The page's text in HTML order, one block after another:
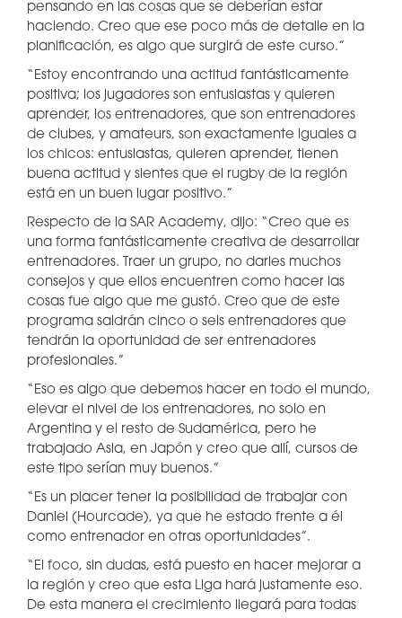
pensando en las cosas que se deberían estar
haciendo. Creo que ese poco más de detalle en la
planificación, es algo que surgirá de este curso.”
“Estoy encontrando una actitud fantásticamente
positiva; los jugadores son entusiastas y quieren
aprender, los entrenadores, que son entrenadores
de clubes, y amateurs, son exactamente iguales a
los chicos: entusiastas, quieren aprender, tienen
buena actitud y sientes que el rugby de la región
está en un buen lugar positivo.”
Respecto de la SAR Academy, dijo: “Creo que es
una forma fantásticamente creativa de desarrollar
entrenadores. Traer un grupo, no darles muchos
consejos y que ellos encuentren como hacer las
cosas fue algo que me gustó. Creo que de este
programa saldrán cinco o seis entrenadores que
tendrán la oportunidad de ser entrenadores
profesionales.”
“Eso es algo que debemos hacer en todo el mundo,
elevar el nivel de los entrenadores, no solo en
Argentina y el resto de Sudamérica, pero he
trabajado Asia, en Japón y creo que allí, cursos de
este tipo serían muy buenos.”
“Es un placer tener la posibilidad de trabajar con
Daniel (Hourcade), ya que he estado frente a él
como entrenador en otras oportunidades”.
“El foco, sin dudas, está puesto en hacer mejorar a
la región y creo que esta Liga hará justamente eso.
De esta manera el crecimiento llegará para todas